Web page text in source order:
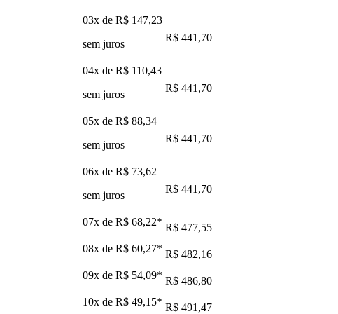
03x de R$ 147,23
sem juros
R$ 441,70
04x de R$ 110,43
sem juros
R$ 441,70
05x de R$ 88,34
sem juros
R$ 441,70
06x de R$ 73,62
sem juros
R$ 441,70
07x de R$ 68,22* R$ 477,55
08x de R$ 60,27* R$ 482,16
09x de R$ 54,09* R$ 486,80
10x de R$ 49,15* R$ 491,47